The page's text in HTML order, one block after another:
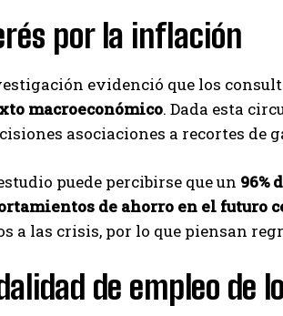
por la inflación
evidenció que los
macroeconómico. Dada esta
asociaciones a recortes de
puede percibirse que un 96%
de ahorro en el futuro
a las crisis, por lo que piensan
de empleo de